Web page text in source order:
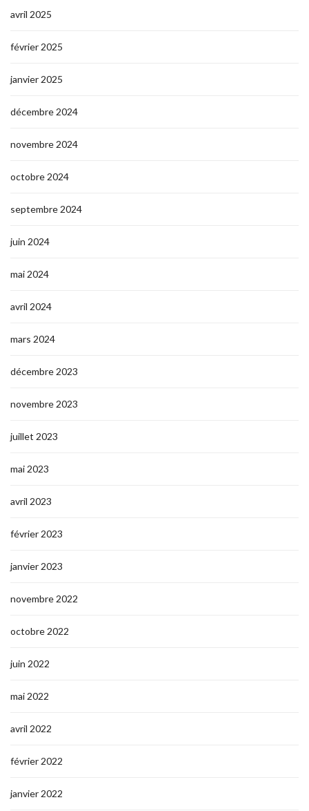
avril 2025
février 2025
janvier 2025
décembre 2024
novembre 2024
octobre 2024
septembre 2024
juin 2024
mai 2024
avril 2024
mars 2024
décembre 2023
novembre 2023
juillet 2023
mai 2023
avril 2023
février 2023
janvier 2023
novembre 2022
octobre 2022
juin 2022
mai 2022
avril 2022
février 2022
janvier 2022